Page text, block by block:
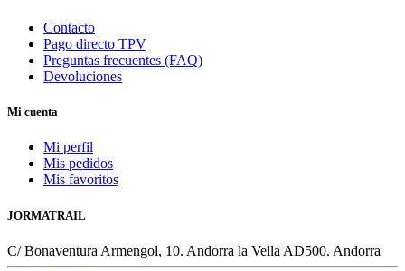
Contacto
Pago directo TPV
Preguntas frecuentes (FAQ)
Devoluciones
Mi cuenta
Mi perfil
Mis pedidos
Mis favoritos
JORMATRAIL
C/ Bonaventura Armengol, 10. Andorra la Vella AD500. Andorra